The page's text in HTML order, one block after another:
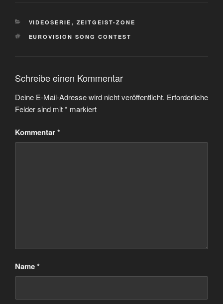
KATEGORIEN
VIDEOSERIE , ZEITGEIST-ZONE
SCHLAGWÖRTER
EUROVISION SONG CONTEST
Schreibe einen Kommentar
Deine E-Mail-Adresse wird nicht veröffentlicht. Erforderliche
Felder sind mit* markiert
Kommentar*
Name*